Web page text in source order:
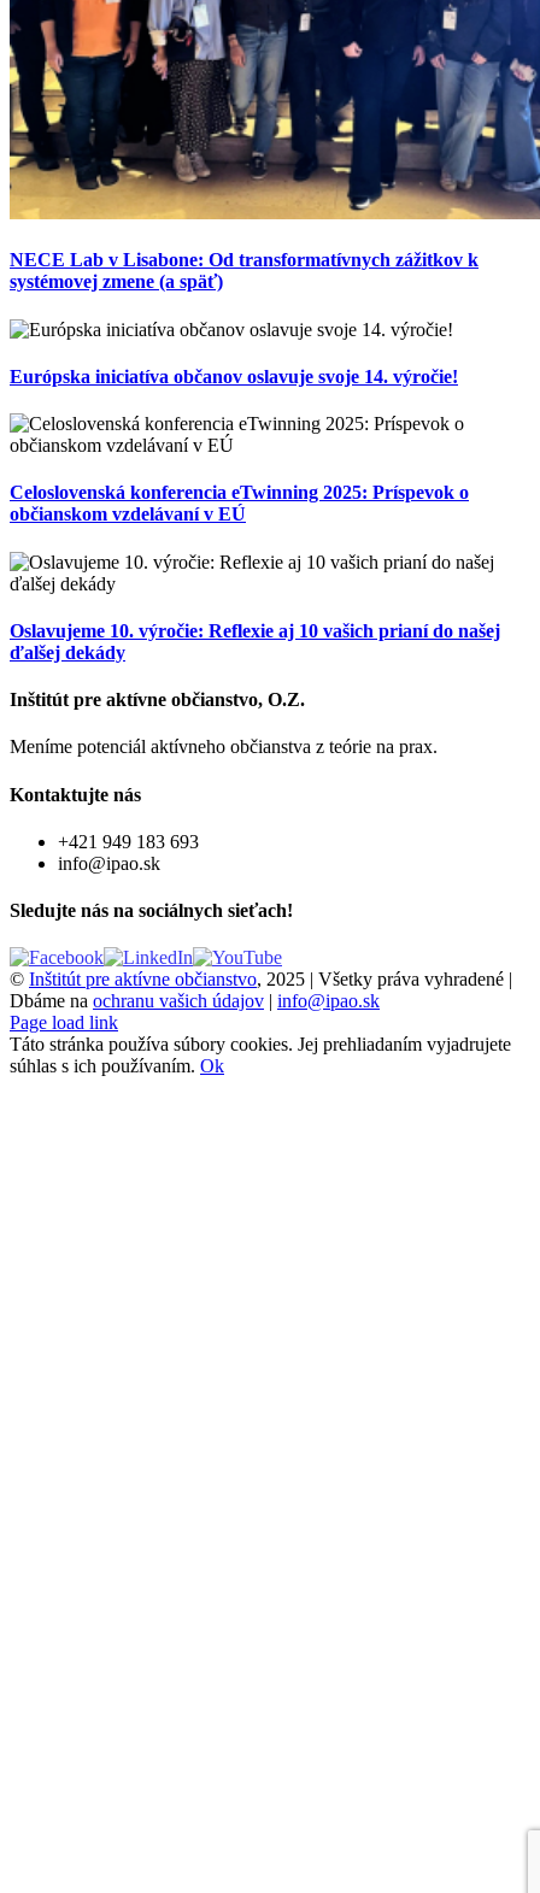
NECE Lab v Lisabone: Od transformatívnych zážitkov k
systémovej zmene (a späť)
Európska iniciatíva občanov oslavuje svoje 14. výročie!
Celoslovenská konferencia eTwinning 2025: Príspevok o
občianskom vzdelávaní v EÚ
Oslavujeme 10. výročie: Reflexie aj 10 vašich prianí do našej
ďalšej dekády
Inštitút pre aktívne občianstvo, O.Z.
Meníme potenciál aktívneho občianstva z teórie na prax.
Kontaktujte nás
+421 949 183 693
info@ipao.sk
Sledujte nás na sociálnych sieťach!
© Inštitút pre aktívne občianstvo, 2025 | Všetky práva vyhradené |
Dbáme na ochranu vašich údajov | info@ipao.sk
Page load link
Táto stránka používa súbory cookies. Jej prehliadaním vyjadrujete
súhlas s ich používaním. Ok